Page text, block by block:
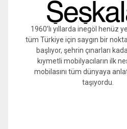
1960’lı yıllarda inegöl henüz
tüm Türkiye için saygın bir
başlıyor, şehrin çınarları
kıymetli mobilyacıların ilk
mobilasını tüm dünyaya
taşıyordu.